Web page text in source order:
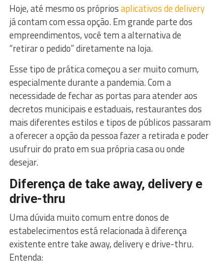
Hoje, até mesmo os própriosaplicativos de delivery
já contam com essa opção. Em grande parte dos
empreendimentos, você tem a alternativa de
“retirar o pedido” diretamente na loja.
Esse tipo de prática começou a ser muito comum,
especialmente durante a pandemia. Com a
necessidade de fechar as portas para atender aos
decretos municipais e estaduais, restaurantes dos
mais diferentes estilos e tipos de públicos passaram
a oferecer a opção da pessoa fazer a retirada e poder
usufruir do prato em sua própria casa ou onde
desejar.
Diferença de take away, delivery e
drive-thru
Uma dúvida muito comum entre donos de
estabelecimentos está relacionada à diferença
existente entre take away, delivery e drive-thru.
Entenda: